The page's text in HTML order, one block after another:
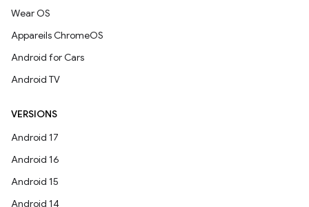
Wear OS
Appareils ChromeOS
Android for Cars
Android TV
VERSIONS
Android 17
Android 16
Android 15
Android 14